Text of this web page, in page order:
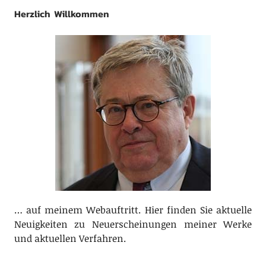
Herzlich Willkommen
… auf meinem Webauftritt. Hier finden Sie aktuelle
Neuigkeiten zu Neuerscheinungen meiner Werke
und aktuellen Verfahren.